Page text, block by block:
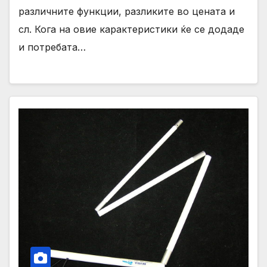
различните функции, разликите во цената и
сл. Кога на овие карактеристики ќе се додаде
и потребата…